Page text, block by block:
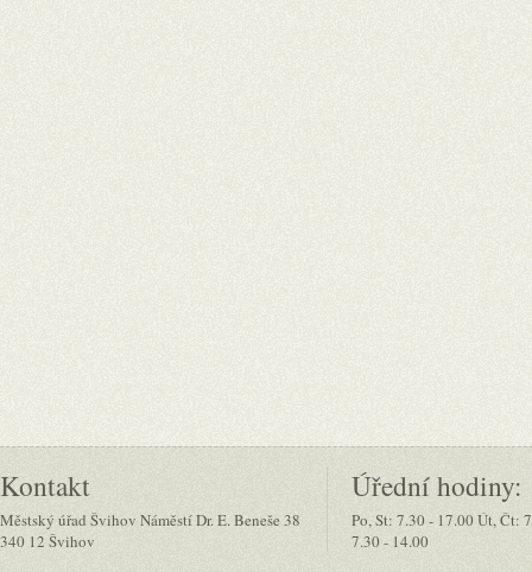
Kontakt
Městský úřad Švihov Náměstí Dr. E. Beneše 38
340 12 Švihov
Úřední hodiny:
Po, St: 7.30 - 17.00 Út, Čt:
7.30 - 14.00